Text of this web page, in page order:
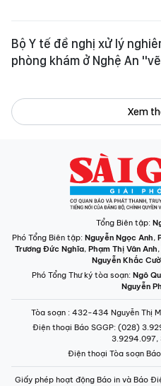
Bộ Y tế đề nghị xử lý
phòng khám ở Nghệ An
Xem
Tổng Biên tập:
Phó Tổng Biên tập: Nguyễn Ngọc Anh,
Trương Đức Nghĩa, Phạm Thị Vân Anh,
Nguyễn Khắc
Phó Tổng Thư ký tòa soạn: Ngô
Nguyễn
Tòa soạn : 432-434 Nguyễn Thị
Điện thoại Báo SGGP: (028)
3.9294.097,
Điện thoại Tòa soạn
Giấy phép hoạt động Báo in và Báo